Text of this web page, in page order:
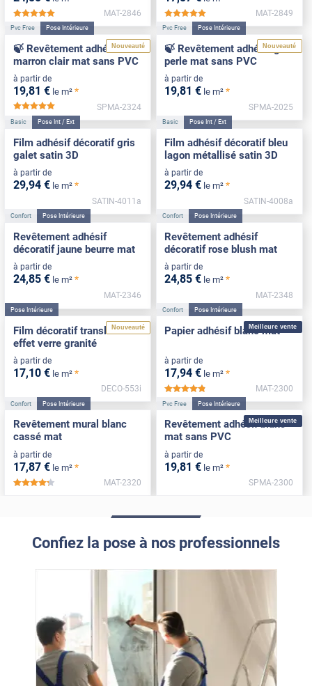
*****
MAT-2846 MAT-2849
Nouveauté
Pvc Free Pose Intérieure
🍃 Revêtement adhésif
marron clair mat sans PVC
à partir de
19,81 € le m² *
SPMA-2324
Nouveauté
Pvc Free Pose Intérieure
🍃 Revêtement adhésif gris
perle mat sans PVC
à partir de
19,81 € le m² *
SPMA-2025
Basic Pose Int / Ext
Film adhésif décoratif gris
galet satin 3D
à partir de
29,94 € le m² *
SATIN-4011a
Basic Pose Int / Ext
Film adhésif décoratif bleu
lagon métallisé satin 3D
à partir de
29,94 € le m² *
SATIN-4008a
Confort Pose Intérieure
Revêtement adhésif
décoratif jaune beurre mat
à partir de
24,85 € le m² *
MAT-2346
Confort Pose Intérieure
Revêtement adhésif
décoratif rose blush mat
à partir de
24,85 € le m² *
MAT-2348
Nouveauté
Pose Intérieure
Film décoratif translucide
effet verre granité
à partir de
17,10 € le m² *
DECO-553i
Meilleure vente
Confort Pose Intérieure
Papier adhésif blanc mat
à partir de
17,94 € le m² *
*****
MAT-2300
Confort Pose Intérieure
Revêtement mural blanc
cassé mat
à partir de
17,87 € le m² *
*****
MAT-2320
Meilleure vente
Pvc Free Pose Intérieure
Revêtement adhésif blanc
mat sans PVC
à partir de
19,81 € le m² *
SPMA-2300
Confiez la pose à nos professionnels